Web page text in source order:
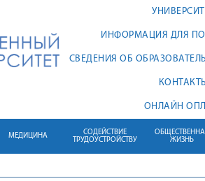
ИНФОРМАЦИЯ ДЛЯ
СВЕДЕНИЯ ОБ
ОНЛАЙН
МЕДИЦИНА
СОДЕЙСТВИЕ
ТРУДОУСТРОЙСТВУ
ЖИЗНЬ